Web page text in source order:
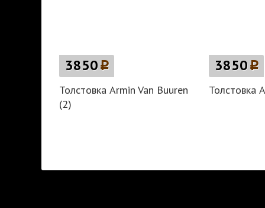
3850p
Толстовка Armin Van Buuren
(2)
3850p
Толстовка